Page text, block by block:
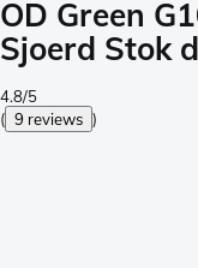
OD Green
Sjoerd Stok
4.8/5
( 9 reviews )